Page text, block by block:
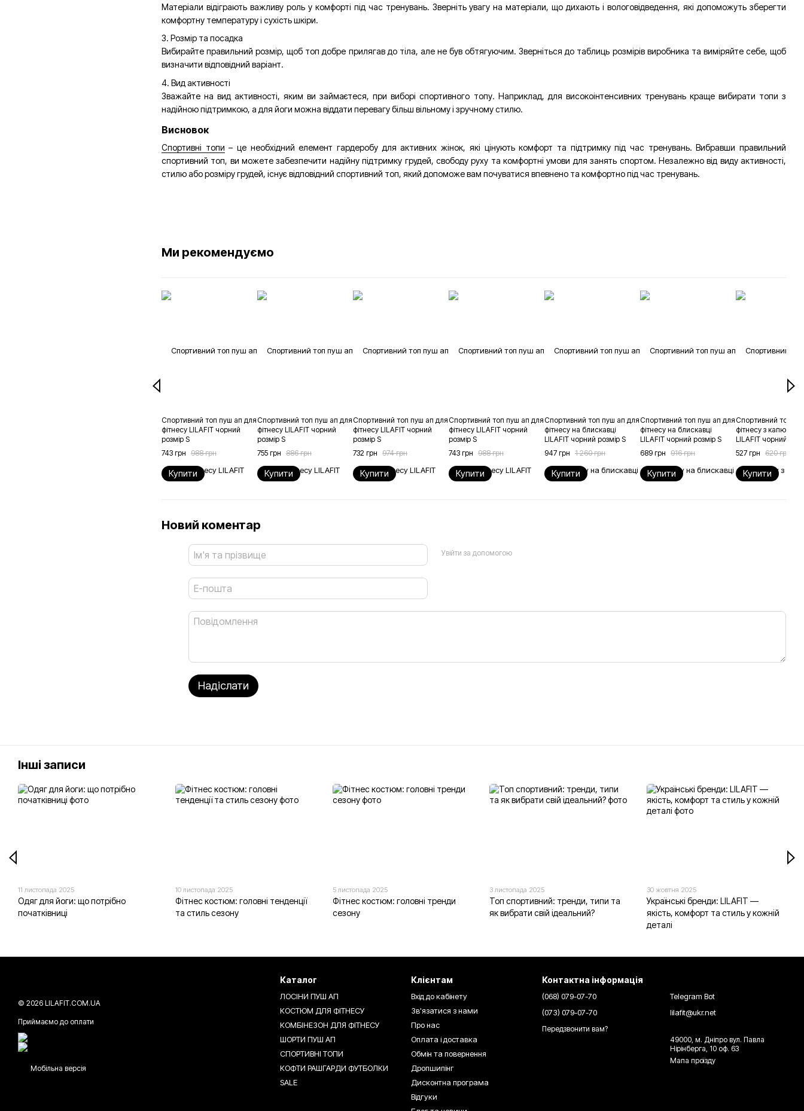
Матеріали відіграють важливу роль у комфорті під час тренувань. Зверніть увагу на матеріали, що дихають і вологовідведення, які допоможуть зберегти
комфортну температуру і сухість шкіри.
3. Розмір та посадка
Вибирайте правильний розмір, щоб топ добре прилягав до тіла, але не був обтягуючим. Зверніться до таблиць розмірів виробника та виміряйте себе, щоб
визначити відповідний варіант.
4. Вид активності
Зважайте на вид активності, яким ви займаєтеся, при виборі спортивного топу. Наприклад, для високоінтенсивних тренувань краще вибирати топи з
надійною підтримкою, а для йоги можна віддати перевагу більш вільному і зручному стилю.
Висновок
Спортивні топи – це необхідний елемент гардеробу для активних жінок, які цінують комфорт та підтримку під час тренувань. Вибравши правильний
спортивний топ, ви можете забезпечити надійну підтримку грудей, свободу руху та комфортні умови для занять спортом. Незалежно від виду активності,
стилю або розміру грудей, існує відповідний спортивний топ, який допоможе вам почуватися впевнено та комфортно під час тренувань.
Ми рекомендуємо
Спортивний топ пуш ап для
фітнесу LILAFIT чорний
розмір S
743 грн 988 грн
Купити
Спортивний топ пуш ап для
фітнесу LILAFIT чорний
розмір S
755 грн 886 грн
Купити
Спортивний топ пуш ап для
фітнесу LILAFIT чорний
розмір S
732 грн 974 грн
Купити
Спортивний топ пуш ап для
фітнесу LILAFIT чорний
розмір S
743 грн 988 грн
Купити
Спортивний топ пуш ап для
фітнесу на блискавці
LILAFIT чорний розмір S
947 грн 1 260 грн
Купити
Спортивний топ пуш ап для
фітнесу на блискавці
LILAFIT чорний розмір S
689 грн 916 грн
Купити
Спортивний топ
фітнесу з
LILAFIT чорний
527 грн 620 грн
Купити
Новий коментар
Увійти за допомогою
Надіслати
Інші записи
11 листопада 2025
Одяг для йоги: що потрібно
початківниці
10 листопада 2025
Фітнес костюм: головні тенденції
та стиль сезону
5 листопада 2025
Фітнес костюм: головні тренди
сезону
3 листопада 2025
Топ спортивний: тренди, типи та
як вибрати свій ідеальний?
30 жовтня 2025
Українські бренди: LILAFIT —
якість, комфорт та стиль у кожній
деталі
© 2026 LILAFIT.COM.UA
Приймаємо до оплати
Мобільна версія
Каталог
ЛОСІНИ ПУШ АП
КОСТЮМ ДЛЯ ФІТНЕСУ
КОМБІНЕЗОН ДЛЯ ФІТНЕСУ
ШОРТИ ПУШ АП
СПОРТИВНІ ТОПИ
КОФТИ РАШГАРДИ ФУТБОЛКИ
SALE
Клієнтам
Вхід до кабінету
Зв'язатися з нами
Про нас
Оплата і доставка
Обмін та повернення
Дропшипінг
Дисконтна програма
Відгуки
Контактна інформація
(068) 079-07-70
(073) 079-07-70
Передзвонити вам?
Telegram Bot
lilafit@ukr.net
49000, м. Днiпро вул. Павла
Нiрiнберга, 10 оф. 63
Мапа проїзду